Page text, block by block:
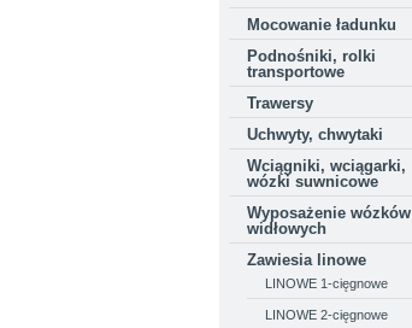
Mocowanie ładunku
Podnośniki, rolki
transportowe
Trawersy
Uchwyty, chwytaki
Wciągniki, wciągarki,
wózki suwnicowe
Wyposażenie wózków
widłowych
Zawiesia linowe
LINOWE 1-cięgnowe
LINOWE 2-cięgnowe